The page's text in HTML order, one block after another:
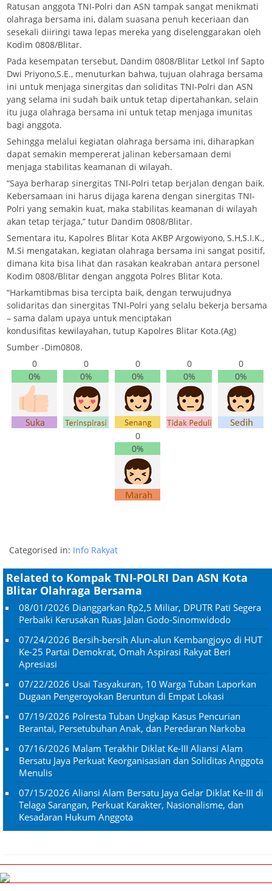
Ratusan anggota TNI-Polri dan ASN tampak sangat menikmati
olahraga bersama ini, dalam suasana penuh keceriaan dan
sesekali diiringi tawa lepas mereka yang diselenggarakan oleh
Kodim 0808/Blitar.
Pada kesempatan tersebut, Dandim 0808/Blitar Letkol Inf Sapto
Dwi Priyono,S.E., menuturkan bahwa, tujuan olahraga bersama
ini untuk menjaga sinergitas dan soliditas TNI-Polri dan ASN
yang selama ini sudah baik untuk tetap dipertahankan, selain
itu juga olahraga bersama ini untuk tetap menjaga imunitas
bagi anggota.
Sehingga melalui kegiatan olahraga bersama ini, diharapkan
dapat semakin mempererat jalinan kebersamaan demi
menjaga stabilitas keamanan di wilayah.
“Saya berharap sinergitas TNI-Polri tetap berjalan dengan baik.
Kebersamaan ini harus dijaga karena dengan sinergitas TNI-
Polri yang semakin kuat, maka stabilitas keamanan di wilayah
akan tetap terjaga,” tutur Dandim 0808/Blitar.
Sementara itu, Kapolres Blitar Kota AKBP Argowiyono, S.H,S.I.K.,
M.Si mengatakan, kegiatan olahraga bersama ini sangat positif,
dimana kita bisa lihat dan rasakan keakraban antara personel
Kodim 0808/Blitar dengan anggota Polres Blitar Kota.
“Harkamtibmas bisa tercipta baik, dengan terwujudnya
solidaritas dan sinergitas TNI-Polri yang selalu bekerja bersama
– sama dalam upaya untuk menciptakan
kondusifitas kewilayahan, tutup Kapolres Blitar Kota.(Ag)
Sumber -Dim0808.
0
0%
0
0%
0
0%
0
0%
0
0%
0
0%
Categorised in: Info Rakyat
Related to Kompak TNI-POLRI Dan ASN Kota
Blitar Olahraga Bersama
08/01/2026 Dianggarkan Rp2,5 Miliar, DPUTR Pati Segera
Perbaiki Kerusakan Ruas Jalan Godo-Sinomwidodo
07/24/2026 Bersih-bersih Alun-alun Kembangjoyo di HUT
Ke-25 Partai Demokrat, Omah Aspirasi Rakyat Beri
Apresiasi
07/22/2026 Usai Tasyakuran, 10 Warga Tuban Laporkan
Dugaan Pengeroyokan Beruntun di Empat Lokasi
07/19/2026 Polresta Tuban Ungkap Kasus Pencurian
Berantai, Persetubuhan Anak, dan Peredaran Narkoba
07/16/2026 Malam Terakhir Diklat Ke-III Aliansi Alam
Bersatu Jaya Perkuat Keorganisasian dan Soliditas Anggota
Menulis
07/15/2026 Aliansi Alam Bersatu Jaya Gelar Diklat Ke-III di
Telaga Sarangan, Perkuat Karakter, Nasionalisme, dan
Kesadaran Hukum Anggota